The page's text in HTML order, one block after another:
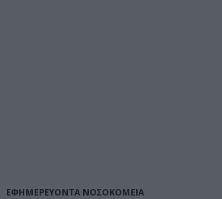
ΕΦΗΜΕΡΕΥΟΝΤΑ ΝΟΣΟΚΟΜΕΙΑ